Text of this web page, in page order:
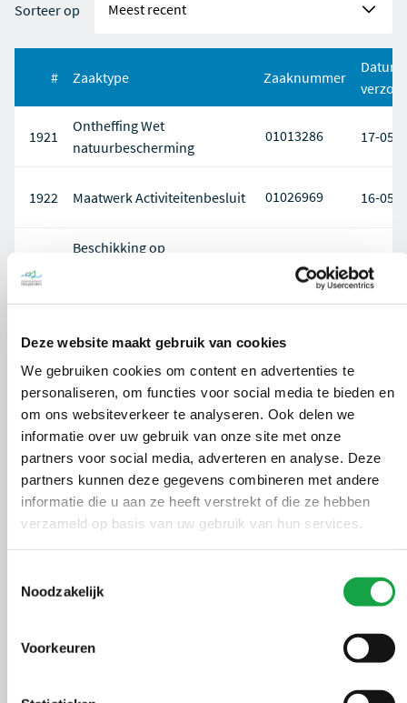
Deze website maakt gebruik van cookies
We gebruiken cookies om content en advertenties te
personaliseren, om functies voor social media te bieden en
om ons websiteverkeer te analyseren. Ook delen we
informatie over uw gebruik van onze site met onze
partners voor social media, adverteren en analyse. Deze
partners kunnen deze gegevens combineren met andere
informatie die u aan ze heeft verstrekt of die ze hebben
verzameld op basis van uw gebruik van hun services.
Noodzakelijk
Voorkeuren
Sorteer op
# Zaaktype Zaaknummer
Datum
1921
Ontheffing Wet
natuurbescherming
01013286 17-05-
1922 Maatwerk Activiteitenbesluit 01026969 16-05-
Beschikking op
Beschikking op
1925
Beschikking op
saneringsplan
01020998
1926
Beschikking op
saneringsverslag BUS
01029710
1927
Beschikking op
01029843 12-05-
natuurbescherming
12-05-
1929
Ontheffing Wet
12-05-